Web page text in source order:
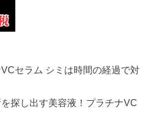
セラム シミは時間の経過で対
探し出す美容液！プラチナVC